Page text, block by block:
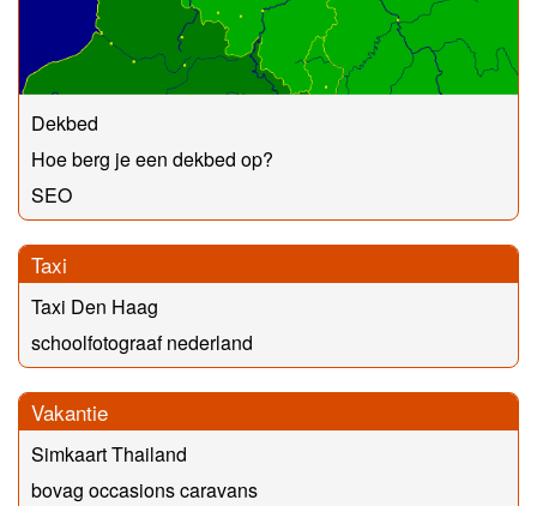
Dekbed
Hoe berg je een dekbed op?
SEO
Taxi
Taxi Den Haag
schoolfotograaf nederland
Vakantie
Simkaart Thailand
bovag occasions caravans